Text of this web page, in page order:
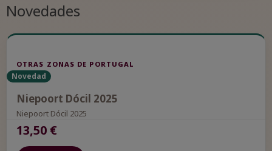
Novedades
OTRAS ZONAS DE PORTUGAL
Novedad
Niepoort Dócil 2025
Niepoort Dócil 2025
13,50 €